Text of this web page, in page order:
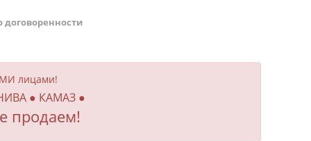
договоренности
лицами!
● КАМАЗ ●
продаем!